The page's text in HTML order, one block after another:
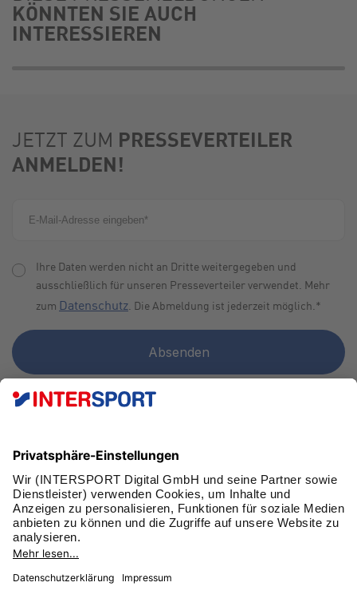
KÖNNTEN SIE AUCH
INTERESSIEREN
JETZT ZUM PRESSEVERTEILER
ANMELDEN!
Ihre Daten werden nicht an Dritte weitergegeben und
ausschließlich für unseren Presseverteiler verwendet. Mehr
zum Datenschutz. Die Abmeldung ist jederzeit möglich.*
SCHNELLFAN WERDEN!